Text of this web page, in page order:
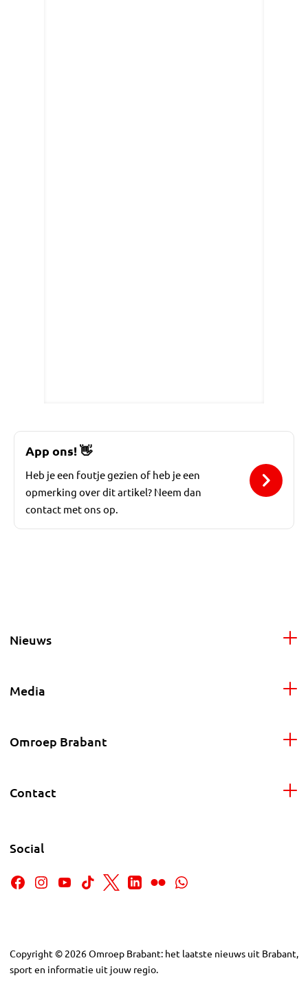
App ons!👋
Heb je een foutje gezien of heb je een
opmerking over dit artikel? Neem dan
contact met ons op.
Nieuws
Media
Omroep Brabant
Contact
Social
Copyright © 2026Omroep Brabant: het laatste nieuws uit Brabant,
sport en informatie uit jouw regio.